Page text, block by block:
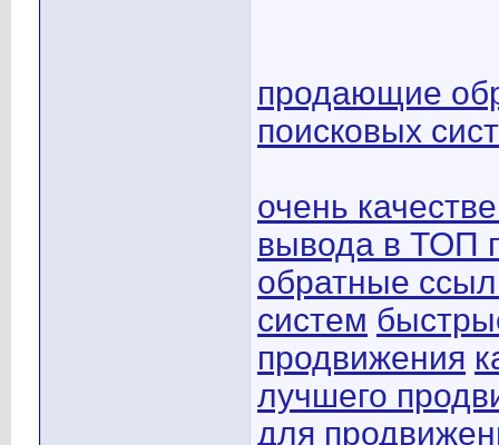
продающие
поисковых
очень
вывода в ТОП
обратные
систем
продвижения
лучшего
для